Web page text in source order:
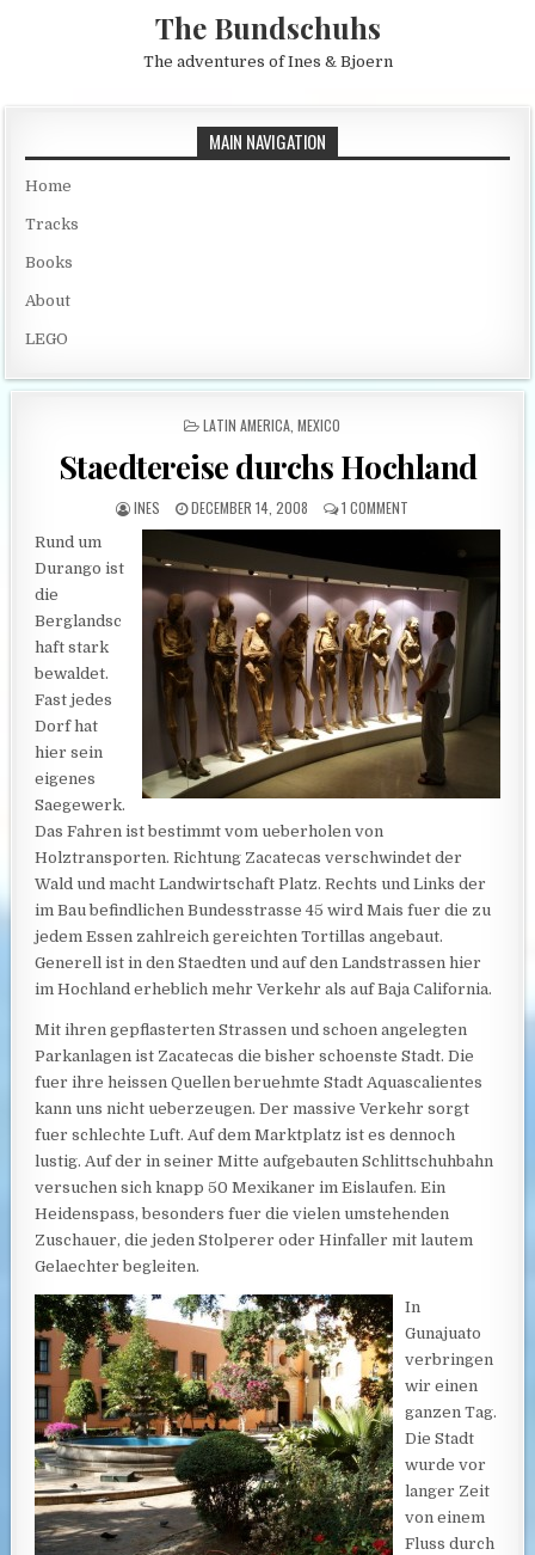
The Bundschuhs
The adventures of Ines & Bjoern
MAIN NAVIGATION
Home
Tracks
Books
About
LEGO
POSTED IN
LATIN AMERICA, MEXICO
Staedtereise durchs Hochland
AUTHOR:
INES PUBLISHED DATE:
DECEMBER 14, 2008 1 COMMENTON STAEDTEREISE
Rund um
Durango ist
die
Berglandsc
haft stark
bewaldet.
Fast jedes
Dorf hat
hier sein
eigenes
Saegewerk.
Das Fahren ist bestimmt vom ueberholen von
Holztransporten. Richtung Zacatecas verschwindet der
Wald und macht Landwirtschaft Platz. Rechts und Links der
im Bau befindlichen Bundesstrasse 45 wird Mais fuer die zu
jedem Essen zahlreich gereichten Tortillas angebaut.
Generell ist in den Staedten und auf den Landstrassen hier
im Hochland erheblich mehr Verkehr als auf Baja California.
Mit ihren gepflasterten Strassen und schoen angelegten
Parkanlagen ist Zacatecas die bisher schoenste Stadt. Die
fuer ihre heissen Quellen beruehmte Stadt Aquascalientes
kann uns nicht ueberzeugen. Der massive Verkehr sorgt
fuer schlechte Luft. Auf dem Marktplatz ist es dennoch
lustig. Auf der in seiner Mitte aufgebauten Schlittschuhbahn
versuchen sich knapp 50 Mexikaner im Eislaufen. Ein
Heidenspass, besonders fuer die vielen umstehenden
Zuschauer, die jeden Stolperer oder Hinfaller mit lautem
Gelaechter begleiten.
In
Gunajuato
verbringen
wir einen
ganzen Tag.
Die Stadt
wurde vor
langer Zeit
von einem
Fluss durch